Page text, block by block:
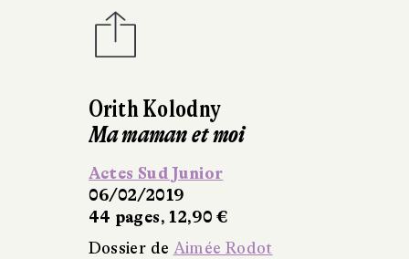
Orith Kolodny
Ma maman et moi
Actes Sud Junior
06/02/2019
44 pages, 12,90 €
Dossier deAimée Rodot